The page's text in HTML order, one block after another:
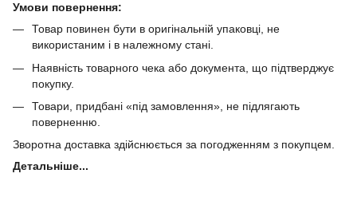
Умови повернення:
Товар повинен бути в оригінальній упаковці, не
використаним і в належному стані.
Наявність товарного чека або документа, що підтверджує
покупку.
Товари, придбані «під замовлення», не підлягають
поверненню.
Зворотна доставка здійснюється за погодженням з покупцем.
Детальніше...